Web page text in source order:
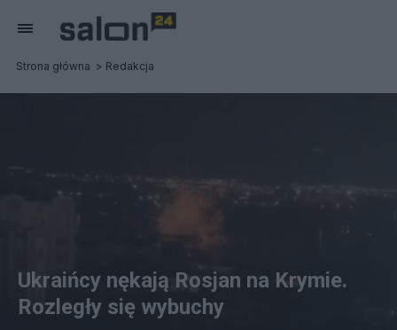
Strona główna Redakcja
Ukraińcy nękają Rosjan na Krymie.
Rozległy się wybuchy